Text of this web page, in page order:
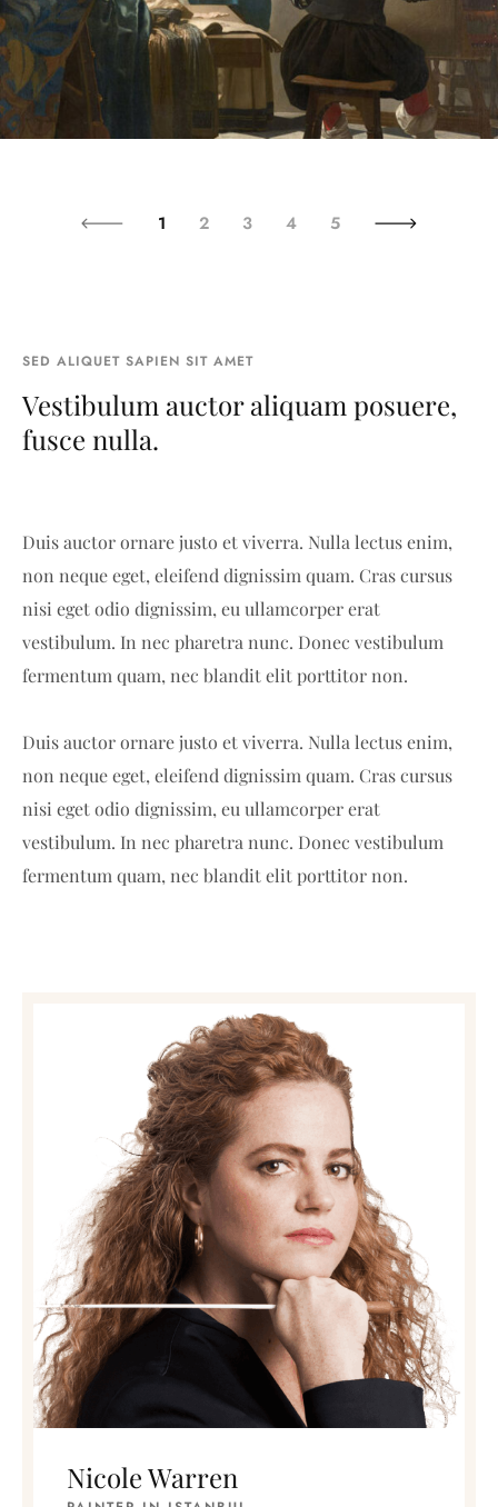
1 2 3 4 5
SED ALIQUET SAPIEN SIT AMET
Vestibulum auctor aliquam posuere,
fusce nulla.
Duis auctor ornare justo et viverra. Nulla lectus enim,
non neque eget, eleifend dignissim quam. Cras cursus
nisi eget odio dignissim, eu ullamcorper erat
vestibulum. In nec pharetra nunc. Donec vestibulum
fermentum quam, nec blandit elit porttitor non.
Duis auctor ornare justo et viverra. Nulla lectus enim,
non neque eget, eleifend dignissim quam. Cras cursus
nisi eget odio dignissim, eu ullamcorper erat
vestibulum. In nec pharetra nunc. Donec vestibulum
fermentum quam, nec blandit elit porttitor non.
Nicole Warren